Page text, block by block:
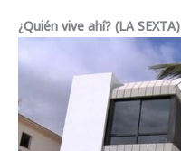
¿Quién vive ahí? (LA SEXTA)